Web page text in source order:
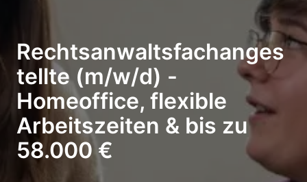
Rechtsanwaltsfachanges
tellte (m/w/d) -
Homeoffice, flexible
Arbeitszeiten & bis zu
58.000 €